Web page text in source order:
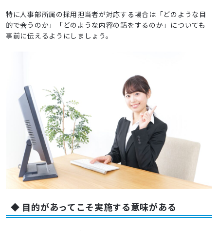
特に人事部所属の採用担当者が対応する場合は「どのような目
的で会うのか」「どのような内容の話をするのか」についても
事前に伝えるようにしましょう。
◆ 目的があってこそ実施する意味がある